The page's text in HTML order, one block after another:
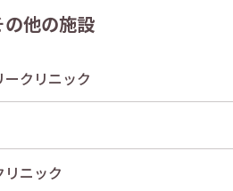
他の施設
クリニック
ニック